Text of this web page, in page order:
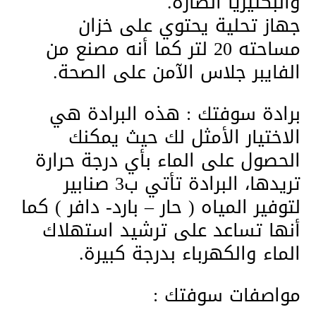
جهاز تحلية يحتوي على خزان
مساحته 20 لتر كما أنه مصنع من
الفايبر جلاس الآمن على الصحة.
برادة سوفتك : هذه البرادة هي
الاختيار الأمثل لك حيث يمكنك
الحصول على الماء بأي درجة حرارة
تريدها، البرادة تأتي ب3 صنابير
لتوفير المياه ( حار – بارد- دافر ) كما
أنها تساعد على ترشيد استهلاك
الماء والكهرباء بدرجة كبيرة.
مواصفات سوفتك :